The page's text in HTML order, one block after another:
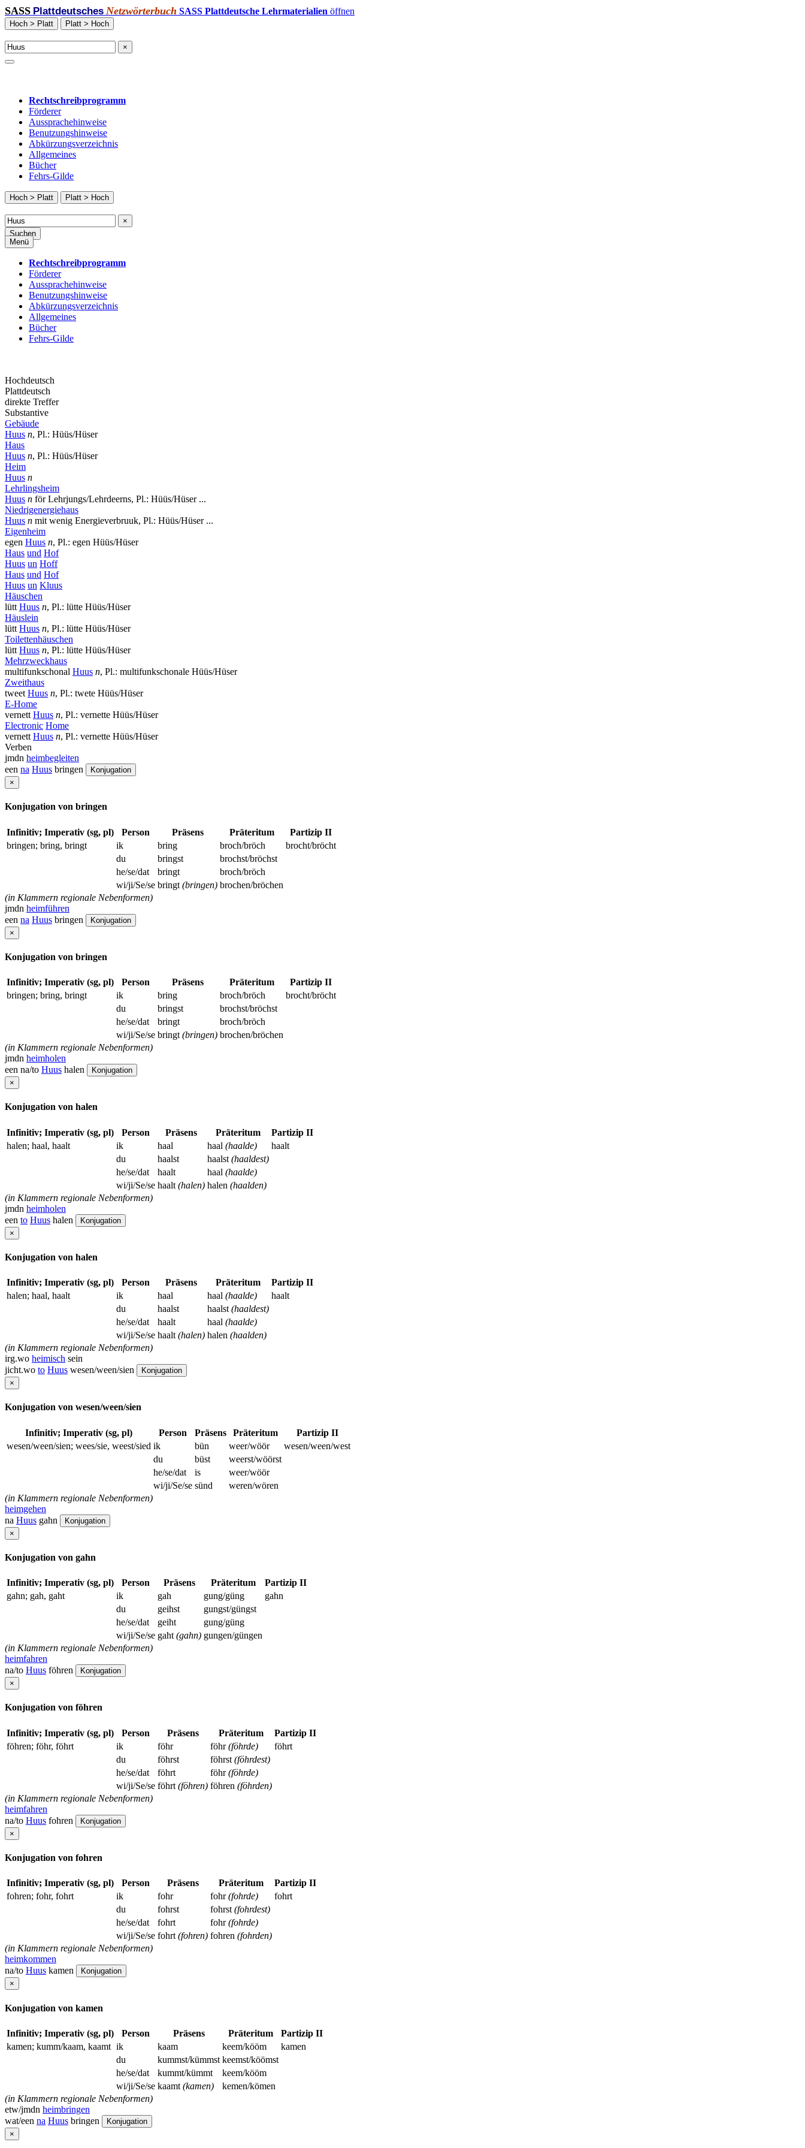
SASS Plattdeutsches Netzwörterbuch SASS Plattdeutsche Lehrmaterialien öffnen
Hoch > Platt Platt > Hoch
×
Rechtschreibprogramm
Förderer
Aussprachehinweise
Benutzungshinweise
Abkürzungsverzeichnis
Allgemeines
Bücher
Fehrs-Gilde
Hoch > Platt Platt > Hoch
×
Suchen
Menü
Rechtschreibprogramm
Förderer
Aussprachehinweise
Benutzungshinweise
Abkürzungsverzeichnis
Allgemeines
Bücher
Fehrs-Gilde
Hochdeutsch
Plattdeutsch
direkte Treffer
Substantive
Gebäude
Huus n, Pl.: Hüüs/Hüser
Haus
Huus n, Pl.: Hüüs/Hüser
Heim
Huus n
Lehrlingsheim
Huus n för Lehrjungs/Lehrdeerns, Pl.: Hüüs/Hüser ...
Niedrigenergiehaus
Huus n mit wenig Energieverbruuk, Pl.: Hüüs/Hüser ...
Eigenheim
egen Huus n, Pl.: egen Hüüs/Hüser
Haus und Hof
Huus un Hoff
Haus und Hof
Huus un Kluus
Häuschen
lütt Huus n, Pl.: lütte Hüüs/Hüser
Häuslein
lütt Huus n, Pl.: lütte Hüüs/Hüser
Toilettenhäuschen
lütt Huus n, Pl.: lütte Hüüs/Hüser
Mehrzweckhaus
multifunkschonal Huus n, Pl.: multifunkschonale Hüüs/Hüser
Zweithaus
tweet Huus n, Pl.: twete Hüüs/Hüser
E-Home
vernett Huus n, Pl.: vernette Hüüs/Hüser
Electronic Home
vernett Huus n, Pl.: vernette Hüüs/Hüser
Verben
jmdn heimbegleiten
een na Huus bringen
Konjugation
×
Konjugation von bringen
Infinitiv; Imperativ (sg, pl) Person Präsens Präteritum
Partizip II
bringen; bring, bringt
ik bring broch/bröch
brocht/bröcht
du
bringst
brochst/bröchst
he/se/dat
bringt
broch/bröch
wi/ji/Se/se bringt (bringen) brochen/bröchen
(in Klammern regionale Nebenformen)
jmdn heimführen
een na Huus bringen
Konjugation
×
Konjugation von bringen
Infinitiv; Imperativ (sg, pl) Person Präsens Präteritum
Partizip II
bringen; bring, bringt
ik bring broch/bröch
brocht/bröcht
du
bringst
brochst/bröchst
he/se/dat
bringt
broch/bröch
wi/ji/Se/se bringt (bringen) brochen/bröchen
(in Klammern regionale Nebenformen)
jmdn heimholen
een na/to Huus halen
Konjugation
×
Konjugation von halen
Infinitiv; Imperativ (sg, pl) Person Präsens Präteritum
Partizip II
halen; haal, haalt
ik haal haal (haalde)
haalt
du
haalst haalst (haaldest)
he/se/dat
haalt haal (haalde)
wi/ji/Se/se haalt (halen) halen (haalden)
(in Klammern regionale Nebenformen)
jmdn heimholen
een to Huus halen
Konjugation
×
Konjugation von halen
Infinitiv; Imperativ (sg, pl) Person Präsens Präteritum
Partizip II
halen; haal, haalt
ik haal haal (haalde)
haalt
du
haalst haalst (haaldest)
he/se/dat
haalt haal (haalde)
wi/ji/Se/se haalt (halen) halen (haalden)
(in Klammern regionale Nebenformen)
irg.wo heimisch sein
jicht.wo to Huus wesen/ween/sien
Konjugation
×
Konjugation von wesen/ween/sien
Infinitiv; Imperativ (sg, pl) Person Präsens Präteritum
Partizip II
wesen/ween/sien; wees/sie, weest/sied ik bün weer/wöör
wesen/ween/west
du
büst
weerst/wöörst
he/se/dat
is
weer/wöör
wi/ji/Se/se sünd
weren/wören
(in Klammern regionale Nebenformen)
heimgehen
na Huus gahn
Konjugation
×
Konjugation von gahn
Infinitiv; Imperativ (sg, pl) Person Präsens Präteritum
Partizip II
gahn; gah, gaht
ik gah gung/güng
gahn
du
geihst
gungst/güngst
he/se/dat
geiht
gung/güng
wi/ji/Se/se gaht (gahn) gungen/güngen
(in Klammern regionale Nebenformen)
heimfahren
na/to Huus föhren
Konjugation
×
Konjugation von föhren
Infinitiv; Imperativ (sg, pl) Person Präsens Präteritum
Partizip II
föhren; föhr, föhrt
ik föhr föhr(föhrde)
föhrt
du
föhrst föhrst (föhrdest)
he/se/dat
föhrt föhr(föhrde)
wi/ji/Se/se föhrt (föhren) föhren (föhrden)
(in Klammern regionale Nebenformen)
heimfahren
na/to Huus fohren
Konjugation
×
Konjugation von fohren
Infinitiv; Imperativ (sg, pl) Person Präsens Präteritum
Partizip II
fohren; fohr, fohrt
ik fohr fohr(fohrde)
fohrt
du
fohrst fohrst (fohrdest)
he/se/dat
fohrt fohr(fohrde)
wi/ji/Se/se fohrt (fohren) fohren (fohrden)
(in Klammern regionale Nebenformen)
heimkommen
na/to Huus kamen
Konjugation
×
Konjugation von kamen
Infinitiv; Imperativ (sg, pl) Person Präsens Präteritum
Partizip II
kamen; kumm/kaam, kaamt ik kaam keem/kööm
kamen
du
kummst/kümmst keemst/köömst
he/se/dat
kummt/kümmt
keem/kööm
wi/ji/Se/se kaamt (kamen)
kemen/kömen
(in Klammern regionale Nebenformen)
etw/jmdn heimbringen
wat/een na Huus bringen
Konjugation
×